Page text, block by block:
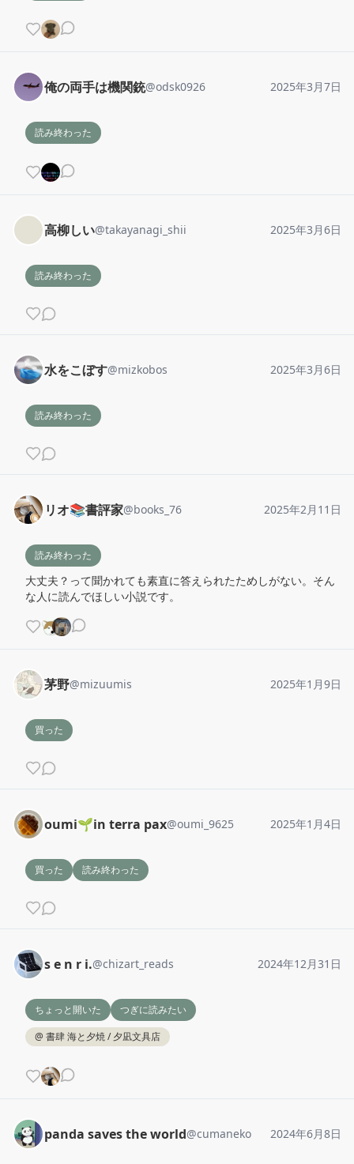
俺の両手は機関銃@odsk0926 2025年3月7日
読み終わった
高柳しい@takayanagi_shii 2025年3月6日
読み終わった
水をこぼす@mizkobos 2025年3月6日
読み終わった
リオ📚書評家@books_76 2025年2月11日
読み終わった
大丈夫？って聞かれても素直に答えられたためしがない。そん
な人に読んでほしい小説です。
茅野@mizuumis 2025年1月9日
買った
oumi🌱in terra pax@oumi_9625 2025年1月4日
買った 読み終わった
s e n r i.@chizart_reads 2024年12月31日
ちょっと開いた
つぎに読みたい
@ 書肆 海と夕焼 / 夕凪文具店
panda saves the world@cumaneko 2024年6月8日